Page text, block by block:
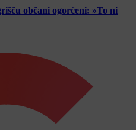
občani ogorčeni: »To ni